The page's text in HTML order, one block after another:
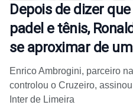
Depois de dizer
padel e tênis,
se aproximar de
Enrico Ambrogini, parceiro
controlou o Cruzeiro,
Inter de Limeira